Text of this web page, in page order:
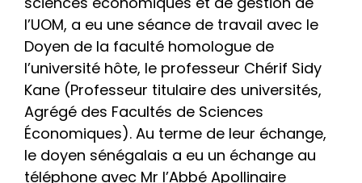
l’UOM, a eu une séance de travail avec le
Doyen de la faculté homologue de
l’université hôte, le professeur Chérif Sidy
Kane (Professeur titulaire des universités,
Agrégé des Facultés de Sciences
Économiques). Au terme de leur échange,
le doyen sénégalais a eu un échange au
téléphone avec Mr l’Abbé Apollinaire